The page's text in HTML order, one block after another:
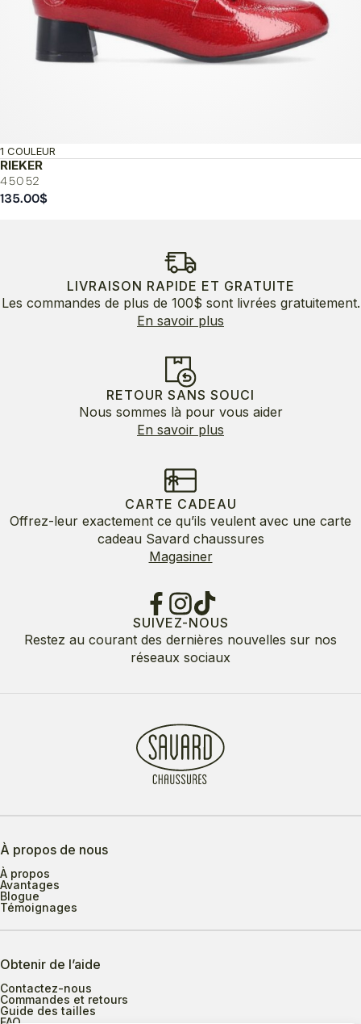
RIEKER
45052
1 COULEUR
135.00$
LIVRAISON RAPIDE ET GRATUITE
Les commandes de plus de 100$ sont livrées gratuitement.
En savoir plus
RETOUR SANS SOUCI
Nous sommes là pour vous aider
En savoir plus
CARTE CADEAU
Offrez-leur exactement ce qu’ils veulent avec une carte
cadeau Savard chaussures
Magasiner
SUIVEZ-NOUS
Restez au courant des dernières nouvelles sur nos
réseaux sociaux
À propos de nous
À propos
Avantages
Blogue
Témoignages
Obtenir de l’aide
Contactez-nous
Commandes et retours
Guide des tailles